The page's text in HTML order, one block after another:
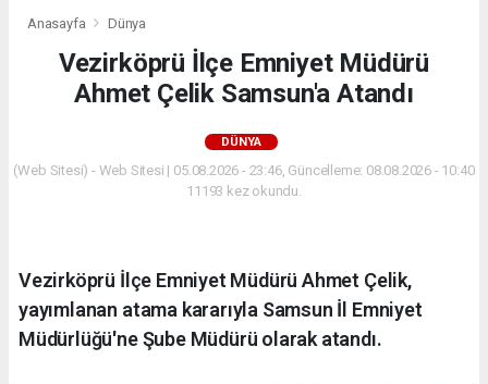
Anasayfa Dünya
Vezirköprü İlçe Emniyet Müdürü
Ahmet Çelik Samsun'a Atandı
DÜNYA
(Web Sitesi) - Web Sitesi | 05.08.2026 - 23:46, Güncelleme: 08.08.2026 - 10:40
11193 kez okundu.
Vezirköprü İlçe Emniyet Müdürü Ahmet Çelik,
yayımlanan atama kararıyla Samsun İl Emniyet
Müdürlüğü'ne Şube Müdürü olarak atandı.